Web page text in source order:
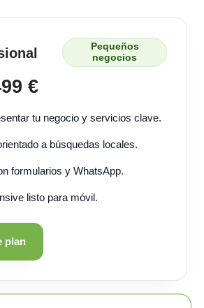
Pequeños
negocios
€
tu negocio y servicios clave.
a búsquedas locales.
formularios y WhatsApp.
listo para móvil.
plan